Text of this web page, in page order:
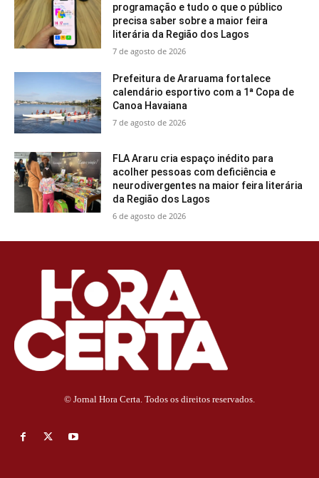
programação e tudo o que o público
precisa saber sobre a maior feira
literária da Região dos Lagos
7 de agosto de 2026
Prefeitura de Araruama fortalece
calendário esportivo com a 1ª Copa de
Canoa Havaiana
7 de agosto de 2026
FLA Araru cria espaço inédito para
acolher pessoas com deficiência e
neurodivergentes na maior feira literária
da Região dos Lagos
6 de agosto de 2026
© Jornal Hora Certa. Todos os direitos reservados.